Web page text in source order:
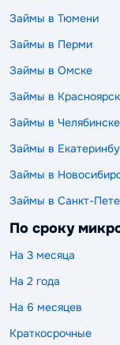
Займы в Тюмени
Займы в Перми
Займы в Омске
Займы в
Займы в Челябинске
Займы в
Займы в
Займы в Санкт-
По сроку
На 3 месяца
На 2 года
На 6 месяцев
Краткосрочные